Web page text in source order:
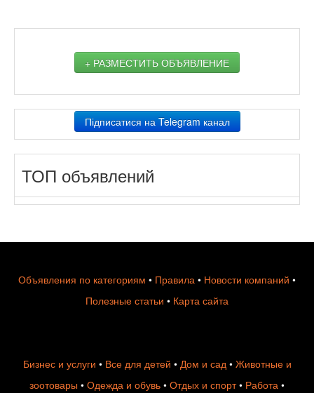
+ РАЗМЕСТИТЬ ОБЪЯВЛЕНИЕ
Підписатися на Telegram канал
ТОП объявлений
Объявления по категориям • Правила • Новости компаний •
Полезные статьи • Карта сайта
Бизнес и услуги • Все для детей • Дом и сад• Животные и
зоотовары • Одежда и обувь • Отдых и спорт• Работа •